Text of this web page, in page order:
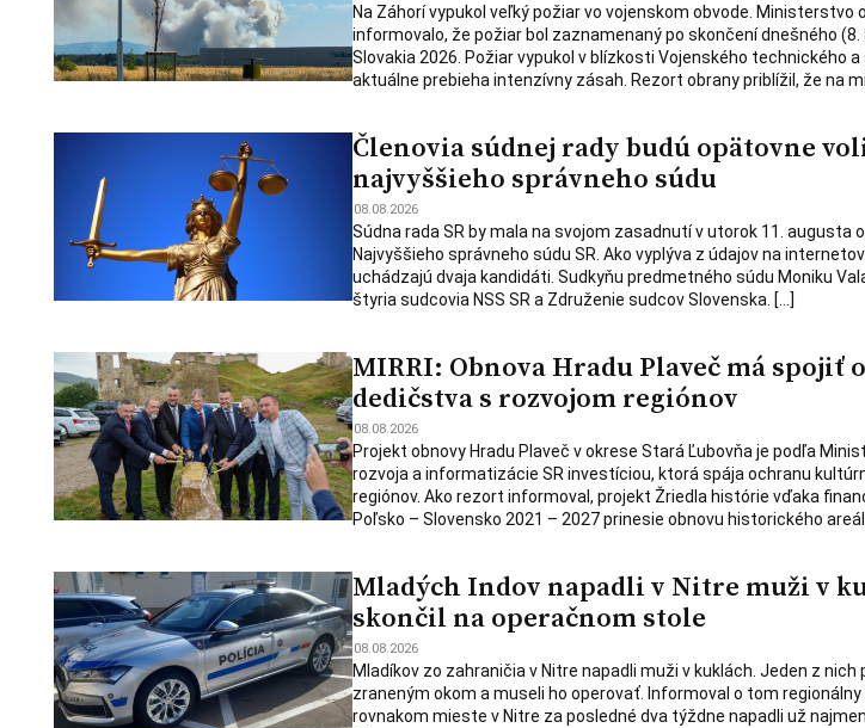
Na Záhorí vypukol veľký požiar vo vojenskom obvode. Ministerstvo
informovalo, že požiar bol zaznamenaný po skončení dnešného (8.
Slovakia 2026. Požiar vypukol v blízkosti Vojenského technického
aktuálne prebieha intenzívny zásah. Rezort obrany priblížil, že na
Členovia súdnej rady budú opätovne
najvyššieho správneho súdu
08.08.2026
Súdna rada SR by mala na svojom zasadnutí v utorok 11. augusta
Najvyššieho správneho súdu SR. Ako vyplýva z údajov na
uchádzajú dvaja kandidáti. Sudkyňu predmetného súdu Moniku
štyria sudcovia NSS SR a Združenie sudcov Slovenska. […]
MIRRI: Obnova Hradu Plaveč má
dedičstva s rozvojom regiónov
08.08.2026
Projekt obnovy Hradu Plaveč v okrese Stará Ľubovňa je podľa
rozvoja a informatizácie SR investíciou, ktorá spája ochranu
regiónov. Ako rezort informoval, projekt Žriedla histórie vďaka
Poľsko – Slovensko 2021 – 2027 prinesie obnovu historického
Mladých Indov napadli v Nitre muži v
skončil na operačnom stole
08.08.2026
Mladíkov zo zahraničia v Nitre napadli muži v kuklách. Jeden z
zraneným okom a museli ho operovať. Informoval o tom
rovnakom mieste v Nitre za posledné dva týždne napadli už